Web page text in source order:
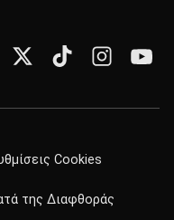
Cookies
της Διαφθοράς